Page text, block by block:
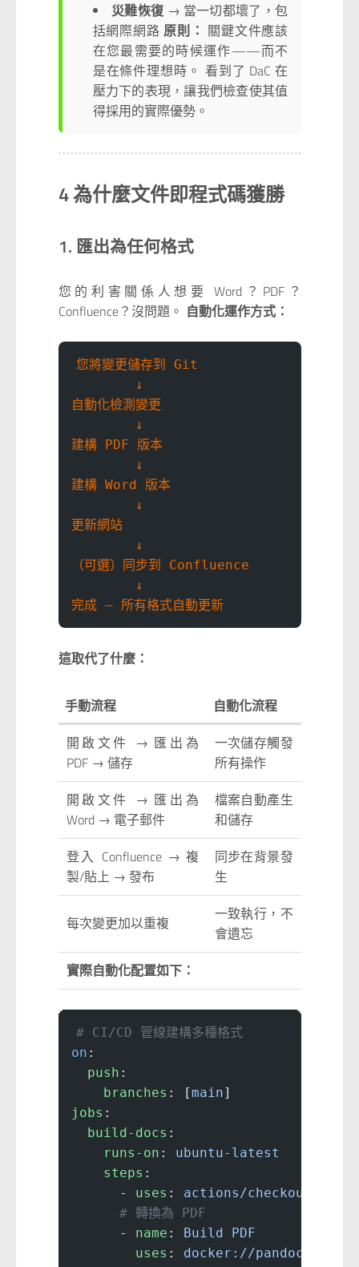
災難恢復 → 當一切都壞了，包
括網際網路原則： 關鍵文件應該
在您最需要的時候運作——而不
是在條件理想時。 看到了 DaC 在
壓力下的表現，讓我們檢查使其值
得採用的實際優勢。
4 為什麼文件即程式碼獲勝
1. 匯出為任何格式
您的利害關係人想要 Word？PDF？
Confluence？沒問題。 自動化運作方式：
您將變更儲存到 Git
        ↓
自動化檢測變更
        ↓
建構 PDF 版本
        ↓
建構 Word 版本
        ↓
更新網站
        ↓
（可選）同步到 Confluence
        ↓
完成 — 所有格式自動更新
這取代了什麼：
手動流程
自動化流程
開啟文件 → 匯出為
PDF → 儲存
一次儲存觸發
所有操作
開啟文件 → 匯出為
Word → 電子郵件
檔案自動產生
和儲存
登入 Confluence → 複
製/貼上 → 發布
同步在背景發
生
每次變更加以重複
一致執行，不
會遺忘
實際自動化配置如下：
# CI/CD 管線建構多種格式
on :
  push
:
    branches
: [main]
jobs :
  build-docs
:
    runs-on
: ubuntu-latest
    steps
:
      -
uses : actions/checkout@v4
      # 轉換為 PDF
      -
name : Build PDF
        uses
: docker://pandoc/core